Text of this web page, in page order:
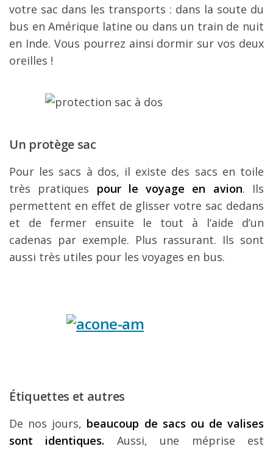
votre sac dans les transports : dans la soute du
bus en Amérique latine ou dans un train de nuit
en Inde. Vous pourrez ainsi dormir sur vos deux
oreilles !
Un protège sac
Pour les sacs à dos, il existe des sacs en toile
très pratiques pour le voyage en avion. Ils
permettent en effet de glisser votre sac dedans
et de fermer ensuite le tout à l’aide d’un
cadenas par exemple. Plus rassurant. Ils sont
aussi très utiles pour les voyages en bus.
Étiquettes et autres
De nos jours, beaucoup de sacs ou de valises
sont identiques. Aussi, une méprise est